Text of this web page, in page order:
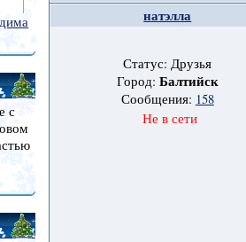
с
натэлла
Статус: Друзья
Город: Балтийск
Сообщения: 158
Не в сети